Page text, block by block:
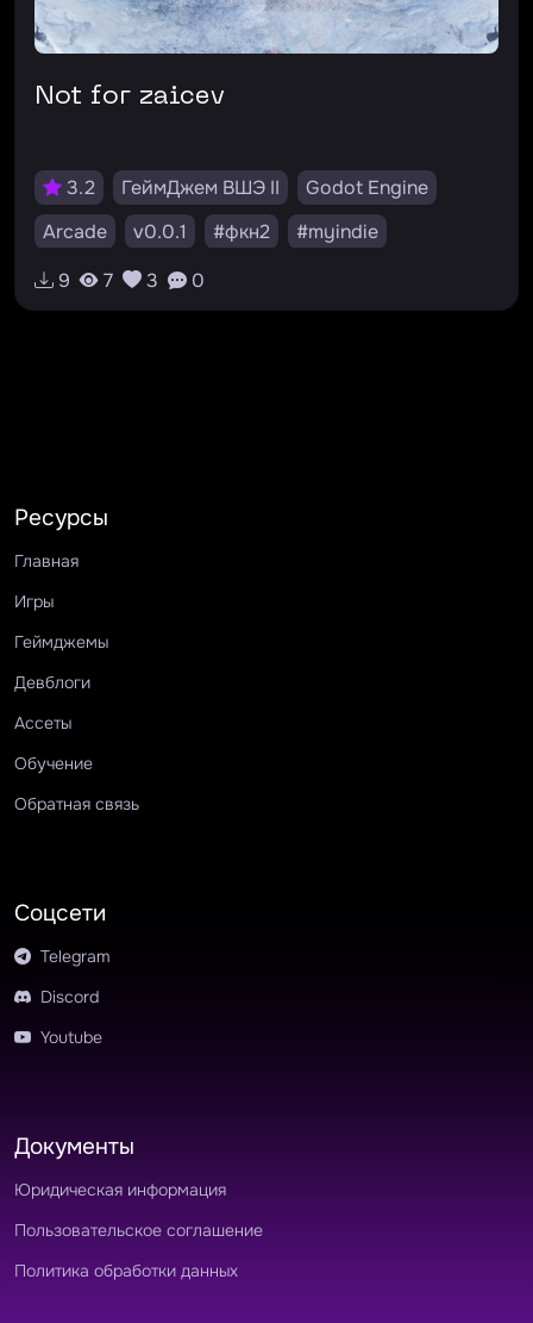
Not for zaicev
3.2 ГеймДжем ВШЭ II
Godot Engine
Arcade
v0.0.1 #фкн2
#myindie
9
7 3 0
Ресурсы
Главная
Игры
Геймджемы
Девблоги
Ассеты
Обучение
Обратная связь
Соцсети
Telegram
Discord
Youtube
Документы
Юридическая информация
Пользовательское соглашение
Политика обработки данных